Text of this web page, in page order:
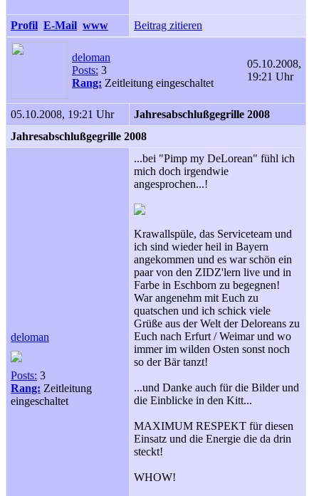
Profil E-Mail www Beitrag zitieren
deloman
Posts: 3
Rang: Zeitleitung eingeschaltet
05.10.2008,
19:21 Uhr
05.10.2008, 19:21 Uhr
Jahresabschlußgegrille 2008
Jahresabschlußgegrille 2008
deloman
Posts: 3
Rang: Zeitleitung
eingeschaltet
...bei "Pimp my DeLorean" fühl ich
mich doch irgendwie
angesprochen...!
Krawallspüle, das Serviceteam und
ich sind wieder heil in Bayern
angekommen und es war schön ein
paar von den ZIDZ'lern live und in
Farbe in Eschborn zu begegnen!
War angenehm mit Euch zu
quatschen und ich schick viele
Grüße aus der Welt der Deloreans zu
Euch nach Erfurt / Weimar und wo
immer im wilden Osten sonst noch
so der Bär tanzt!
...und Danke auch für die Bilder und
die Einblicke in den Kitt...
MAXIMUM RESPEKT für diesen
Einsatz und die Energie die da drin
steckt!
WHOW!